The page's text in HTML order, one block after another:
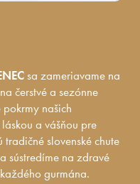
sa zameriavame na
čerstvé a sezónne
našich
a vášňou pre
slovenské chute
sústredíme na zdravé
gurmána.